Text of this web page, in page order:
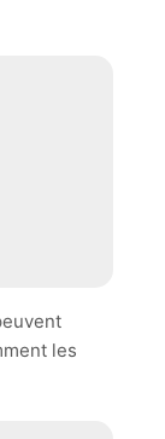
les